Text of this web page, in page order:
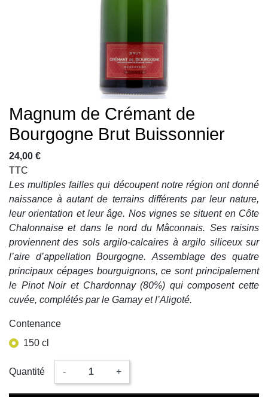
Magnum de Crémant de
Bourgogne Brut Buissonnier
24,00 €
TTC
Les multiples failles qui découpent notre région ont donné
naissance à autant de terrains différents par leur nature,
leur orientation et leur âge. Nos vignes se situent en Côte
Chalonnaise et dans le nord du Mâconnais. Ses raisins
proviennent des sols argilo-calcaires à argilo siliceux sur
l’aire d’appellation Bourgogne. Assemblage des quatre
principaux cépages bourguignons, ce sont principalement
le Pinot Noir et Chardonnay (80%) qui composent cette
cuvée, complétés par le Gamay et l’Aligoté.
Contenance
150 cl
Quantité - +